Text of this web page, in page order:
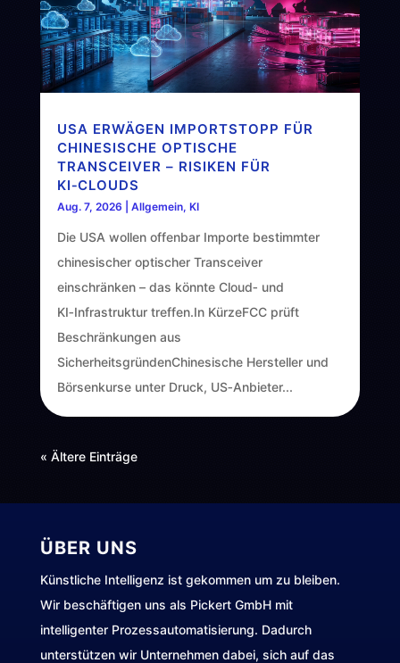
USA ERWÄGEN IMPORTSTOPP FÜR
CHINESISCHE OPTISCHE
TRANSCEIVER – RISIKEN FÜR
KI‑CLOUDS
Aug. 7, 2026 Allgemein, KI
Die USA wollen offenbar Importe bestimmter
chinesischer optischer Transceiver
einschränken – das könnte Cloud‑ und
KI‑Infrastruktur treffen.In KürzeFCC prüft
Beschränkungen aus
SicherheitsgründenChinesische Hersteller und
Börsenkurse unter Druck, US‑Anbieter...
« Ältere Einträge
ÜBER UNS
Künstliche Intelligenz ist gekommen um zu bleiben.
Wir beschäftigen uns als Pickert GmbH mit
intelligenter Prozessautomatisierung. Dadurch
unterstützen wir Unternehmen dabei, sich auf das